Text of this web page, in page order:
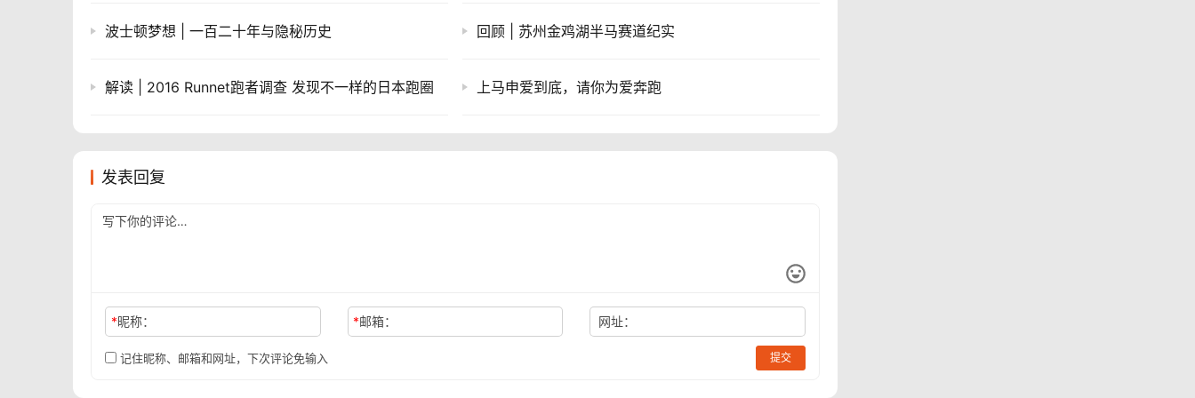
波士顿梦想 | 一百二十年与隐秘历史 回顾 | 苏州金鸡湖半马赛道纪实
解读 | 2016 Runnet跑者调查 发现不一样的日本跑圈 上马申爱到底，请你为爱奔跑
发表回复
*昵称： *邮箱： 网址：
记住昵称、邮箱和网址，下次评论免输入 提交